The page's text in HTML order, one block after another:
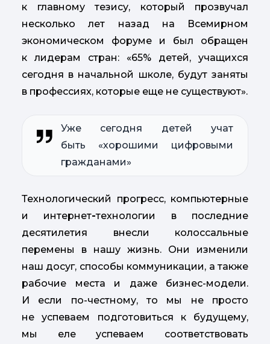
к главному тезису, который прозвучал
несколько лет назад на Всемирном
экономическом форуме и был обращен
к лидерам стран: «65% детей, учащихся
сегодня в начальной школе, будут заняты
в профессиях, которые еще не существуют».
Уже сегодня детей учат
быть «хорошими цифровыми
гражданами»
Технологический прогресс, компьютерные
и интернет-технологии в последние
десятилетия внесли колоссальные
перемены в нашу жизнь. Они изменили
наш досуг, способы коммуникации, а также
рабочие места и даже бизнес-модели.
И если по-честному, то мы не просто
не успеваем подготовиться к будущему,
мы еле успеваем соответствовать